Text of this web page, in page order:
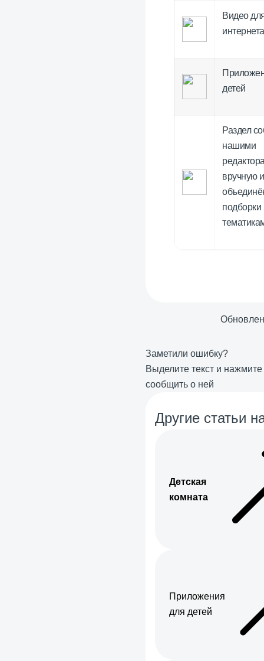
Видео
интернета
детей
Раздел
нашими
вручную и
подборки
Заметили ошибку?
Выделите текст и нажмите
сообщить о ней
Другие статьи
Детская
комната
Приложения
для детей